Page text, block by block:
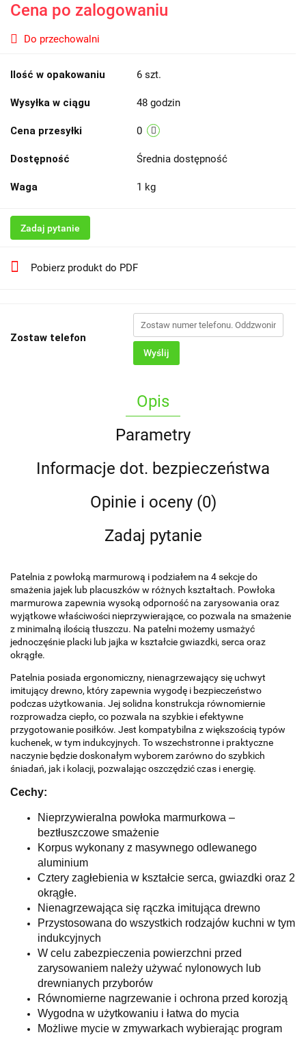
Cena po zalogowaniu
Do przechowalni
Ilość w opakowaniu 6 szt.
Wysyłka w ciągu 48 godzin
Cena przesyłki 0
Dostępność Średnia dostępność
Waga 1 kg
Zadaj pytanie
Pobierz produkt do PDF
Zostaw telefon
Wyślij
Opis
Parametry
Informacje dot. bezpieczeństwa
Opinie i oceny (0)
Zadaj pytanie
Patelnia z powłoką marmurową i podziałem na 4 sekcje do
smażenia jajek lub placuszków w różnych kształtach. Powłoka
marmurowa zapewnia wysoką odporność na zarysowania oraz
wyjątkowe właściwości nieprzywierające, co pozwala na smażenie
z minimalną ilością tłuszczu. Na patelni możemy usmażyć
jednoczęśnie placki lub jajka w kształcie gwiazdki, serca oraz
okrągłe.
Patelnia posiada ergonomiczny, nienagrzewający się uchwyt
imitujący drewno, który zapewnia wygodę i bezpieczeństwo
podczas użytkowania. Jej solidna konstrukcja równomiernie
rozprowadza ciepło, co pozwala na szybkie i efektywne
przygotowanie posiłków. Jest kompatybilna z większością typów
kuchenek, w tym indukcyjnych. To wszechstronne i praktyczne
naczynie będzie doskonałym wyborem zarówno do szybkich
śniadań, jak i kolacji, pozwalając oszczędzić czas i energię.
Cechy:
Nieprzywieralna powłoka marmurkowa –
beztłuszczowe smażenie
Korpus wykonany z masywnego odlewanego
aluminium
Cztery zagłebienia w kształcie serca, gwiazdki oraz 2
okrągłe.
Nienagrzewająca się rączka imitująca drewno
Przystosowana do wszystkich rodzajów kuchni w tym
indukcyjnych
W celu zabezpieczenia powierzchni przed
zarysowaniem należy używać nylonowych lub
drewnianych przyborów
Równomierne nagrzewanie i ochrona przed korozją
Wygodna w użytkowaniu i łatwa do mycia
Możliwe mycie w zmywarkach wybierając program